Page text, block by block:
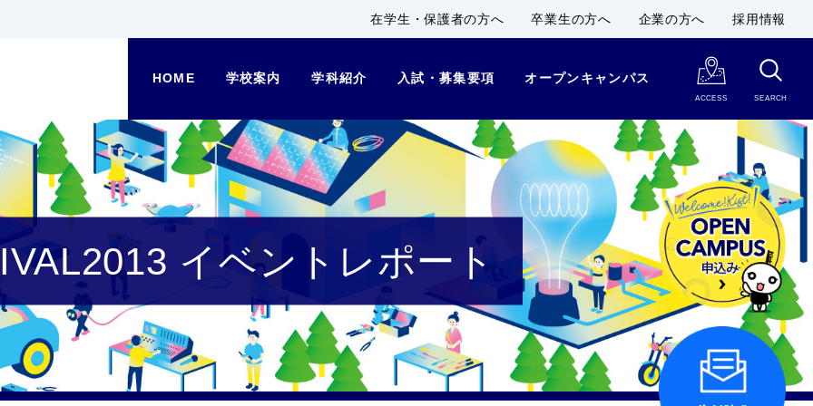
在学生・保護者の方へ 卒業生の方へ 企業の方へ 採用情報
HOME 学校案内 学科紹介 入試・募集要項 オープンキャンパス
ACCESS SEARCH
イベントレポート